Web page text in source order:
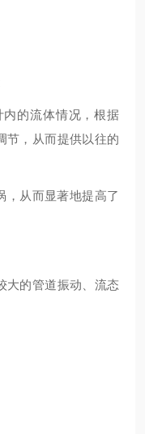
内的流体情况，根据
节，从而提供以往的
，从而显著地提高了
大的管道振动、流态